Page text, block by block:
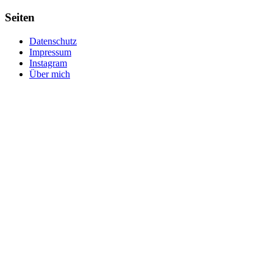
Seiten
Datenschutz
Impressum
Instagram
Über mich